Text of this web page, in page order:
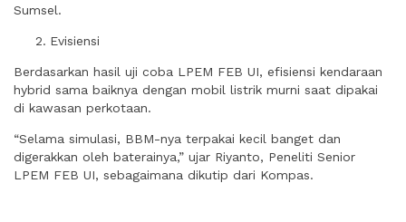
Sumsel.
Evisiensi
Berdasarkan hasil uji coba LPEM FEB UI, efisiensi kendaraan
hybrid sama baiknya dengan mobil listrik murni saat dipakai
di kawasan perkotaan.
“Selama simulasi, BBM-nya terpakai kecil banget dan
digerakkan oleh baterainya,” ujar Riyanto, Peneliti Senior
LPEM FEB UI, sebagaimana dikutip dari Kompas.